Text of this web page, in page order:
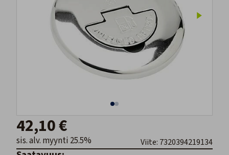
42,10 €
sis. alv. myynti 25.5% Viite: 7320394219134